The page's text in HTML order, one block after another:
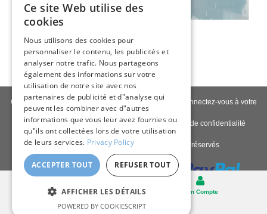
80,00 €
Contactez-nous| À propos de nous |Qualité giclée
Connectez-vous à votre
compte| Blog
Politique de livraison|Politique de retour |Politique de confidentialité
Copyright © 2026Pastel Brush - Tous droits réservés
Bureau
Panier Mon Compte
GERMAN
FRENCH
SPANISH
Ce site Web utilise des
cookies
Nous utilisons des cookies pour
personnaliser le contenu, les publicités et
analyser notre trafic. Nous partageons
également des informations sur votre
utilisation de notre site avec nos
partenaires de publicité et d"analyse qui
peuvent les combiner avec d"autres
informations que vous leur avez fournies ou
qu"ils ont collectées lors de votre utilisation
de leurs services. Privacy Policy
ACCEPTER TOUT REFUSER TOUT
AFFICHER LES DÉTAILS
POWERED BY COOKIESCRIPT